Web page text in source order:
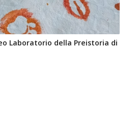
Laboratorio della Preistoria di